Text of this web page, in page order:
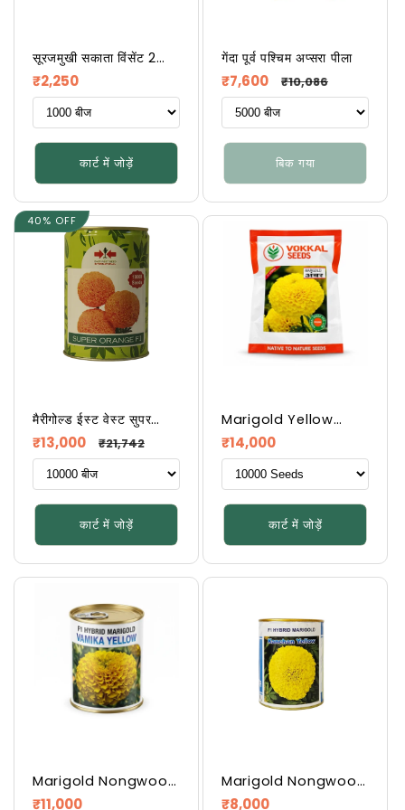
सूरजमुखी सकाता विंसेंट 2
विकल्प
नियमित
रूप
से
मूल्य
₹2,250
कार्ट में जोड़ें
गेंदा पूर्व पश्चिम अप्सरा पीला
नियमित
रूप
से
मूल्य
₹7,600 ₹10,086
कीमत
बिक गया
40% OFF
मैरीगोल्ड ईस्ट वेस्ट सुपर
ऑरेंज
नियमित
रूप
से
मूल्य
₹13,000 ₹21,742
कीमत
कार्ट में जोड़ें
Marigold Yellow
Vokkal Ambar
नियमित
रूप
से
मूल्य
₹14,000
कार्ट में जोड़ें
Marigold Nongwoo
Vamika Yellow
नियमित
₹11,000
Marigold Nongwoo
Kanchan Yellow
नियमित
₹8,000